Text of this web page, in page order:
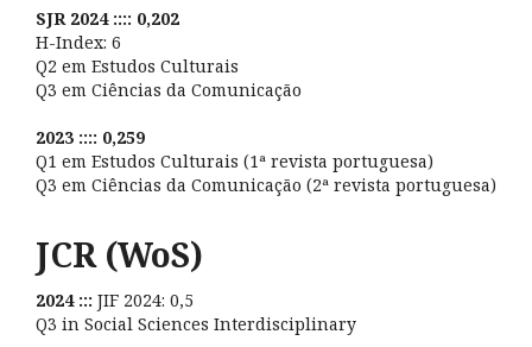
SJR 2024 :::: 0,202
H-Index: 6
Q2 em Estudos Culturais
Q3 em Ciências da Comunicação
2023 :::: 0,259
Q1 em Estudos Culturais (1ª revista portuguesa)
Q3 em Ciências da Comunicação (2ª revista portuguesa)
JCR (WoS)
2024 ::: JIF 2024: 0,5
Q3 in Social Sciences Interdisciplinary